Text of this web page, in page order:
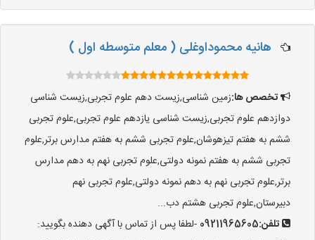
هانیه محموداوغلی ( معلم متوسطه اول )
تخصص ها:زمین شناسی,زیست دهم علوم تجربی,زیست شناسی
دوازدهم علوم تجربی,زیست شناسی یازدهم علوم تجربی,علوم تجربی
ششم به هفتم تیزهوشان,علوم تجربی ششم به هفتم مدارس برتر,علوم
تجربی ششم به هفتم نمونه دولتی,علوم تجربی نهم به دهم مدارس
برتر,علوم تجربی نهم به دهم نمونه دولتی,علوم تجربی نهم
دبیرستان,علوم تجربی هشتم دب...
تلفن:09211965605 -لطفا پس از تماس با آگهی دهنده بگویید: